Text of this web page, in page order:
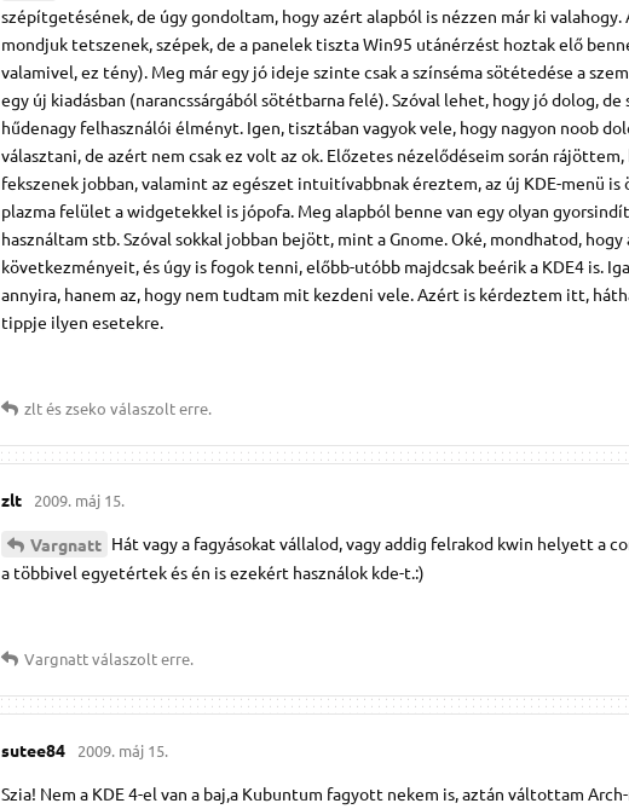
szépítgetésének, de úgy gondoltam, hogy azért alapból is nézzen már ki
mondjuk tetszenek, szépek, de a panelek tiszta Win95 utánérzést hoztak elő
valamivel, ez tény). Meg már egy jó ideje szinte csak a színséma sötétedése a
egy új kiadásban (narancssárgából sötétbarna felé). Szóval lehet, hogy jó dolog, de
hűdenagy felhasználói élményt. Igen, tisztában vagyok vele, hogy nagyon noob
választani, de azért nem csak ez volt az ok. Előzetes nézelődéseim során rájöttem,
fekszenek jobban, valamint az egészet intuitívabbnak éreztem, az új KDE-menü
plazma felület a widgetekkel is jópofa. Meg alapból benne van egy olyan
használtam stb. Szóval sokkal jobban bejött, mint a Gnome. Oké, mondhatod, hogy
következményeit, és úgy is fogok tenni, előbb-utóbb majdcsak beérik a KDE4 is.
annyira, hanem az, hogy nem tudtam mit kezdeni vele. Azért is kérdeztem itt,
tippje ilyen esetekre.
zltészseko válaszolt erre.
zlt 2009. máj 15.
Vargnatt Hát vagy a fagyásokat vállalod, vagy addig felrakod kwin helyett a
a többivel egyetértek és én is ezekért használok kde-t.:)
Vargnattválaszolt erre.
sutee84 2009. máj 15.
Szia! Nem a KDE 4-el van a baj,a Kubuntum fagyott nekem is, aztán váltottam